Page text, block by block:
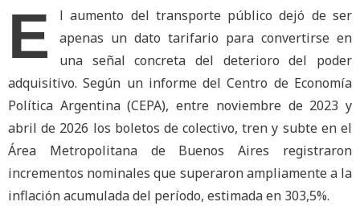
E
l aumento del transporte público dejó de ser
apenas un dato tarifario para convertirse en
una señal concreta del deterioro del poder
adquisitivo. Según un informe del Centro de Economía
Política Argentina (CEPA), entre noviembre de 2023 y
abril de 2026 los boletos de colectivo, tren y subte en el
Área Metropolitana de Buenos Aires registraron
incrementos nominales que superaron ampliamente a la
inflación acumulada del período, estimada en 303,5%.